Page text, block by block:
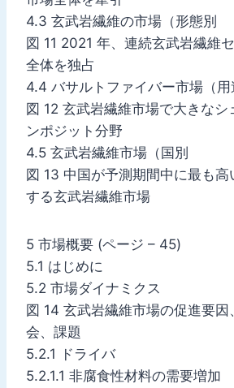
4.3 玄武岩繊維の市場（形態別
図 11 2021 年、連続玄武岩繊維
全体を独占
4.4 バサルトファイバー市場（用
図 12 玄武岩繊維市場で大きなシ
ンポジット分野
4.5 玄武岩繊維市場（国別
図 13 中国が予測期間中に最も高
する玄武岩繊維市場
5 市場概要 (ページ – 45)
5.1 はじめに
5.2 市場ダイナミクス
図 14 玄武岩繊維市場の促進要因
会、課題
5.2.1 ドライバ
5.2.1.1 非腐食性材料の需要増加